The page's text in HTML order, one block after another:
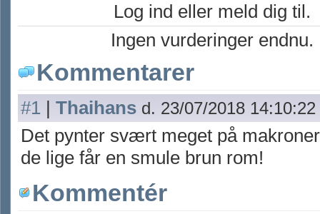
Log ind eller meld dig til.
Ingen vurderinger endnu.
Kommentarer
#1 | Thaihans d. 23/07/2018 14:10:22
Det pynter svært meget på
de lige får en smule brun rom!
Kommentér